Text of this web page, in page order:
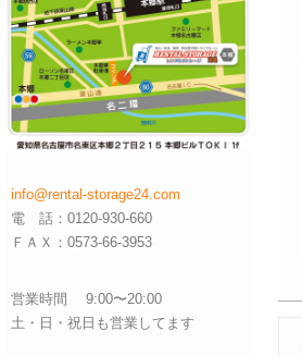
info@rental-storage24.com
電 話：0120-930-660
ＦＡＸ：0573-66-3953
営業時間 9:00〜20:00
土・日・祝日も営業してます